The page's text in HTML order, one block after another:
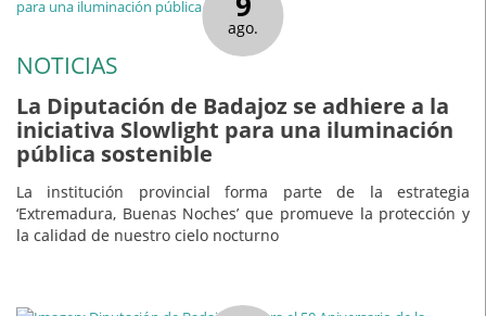
ago.
NOTICIAS
La Diputación de Badajoz se adhiere a la
iniciativa Slowlight para una iluminación
pública sostenible
La institución provincial forma parte de la estrategia
‘Extremadura, Buenas Noches’ que promueve la protección y
la calidad de nuestro cielo nocturno